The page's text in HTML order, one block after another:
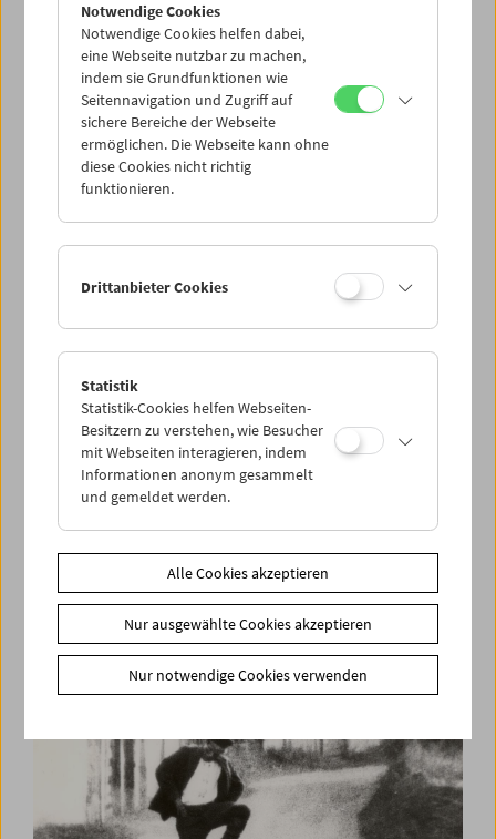
Hollis Frampton
Für Peter Konlechner
Notwendige Cookies
Notwendige Cookies helfen dabei,
eine Webseite nutzbar zu machen,
indem sie Grundfunktionen wie
Seitennavigation und Zugriff auf
sichere Bereiche der Webseite
ermöglichen. Die Webseite kann ohne
diese Cookies nicht richtig
funktionieren.
Drittanbieter Cookies
Statistik
Statistik-Cookies helfen Webseiten-
Besitzern zu verstehen, wie Besucher
mit Webseiten interagieren, indem
Informationen anonym gesammelt
und gemeldet werden.
Alle Cookies akzeptieren
Nur ausgewählte Cookies akzeptieren
Nur notwendige Cookies verwenden